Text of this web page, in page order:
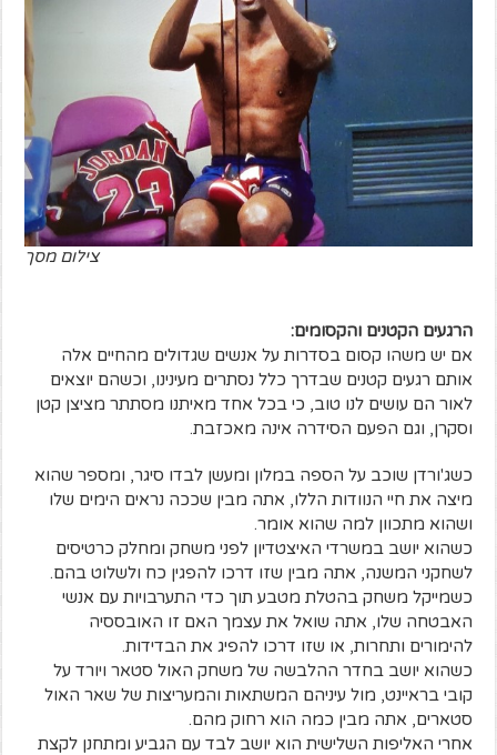
צילום מסך
הרגעים הקטנים והקסומים:
אם יש משהו קסום בסדרות על אנשים שגדולים מהחיים אלה
אותם רגעים קטנים שבדרך כלל נסתרים מעינינו, וכשהם יוצאים
לאור הם עושים לנו טוב, כי בכל אחד מאיתנו מסתתר מציצן קטן
וסקרן, וגם הפעם הסידרה אינה מאכזבת.
כשג'ורדן שוכב על הספה במלון ומעשן לבדו סיגר, ומספר שהוא
מיצה את חיי הנוודות הללו, אתה מבין שככה נראים הימים שלו
ושהוא מתכוון למה שהוא אומר.
כשהוא יושב במשרדי האיצטדיון לפני משחק ומחלק כרטיסים
לשחקני המשנה, אתה מבין שזו דרכו להפגין כח ולשלוט בהם.
כשמייקל משחק בהטלת מטבע תוך כדי התערבויות עם אנשי
האבטחה שלו, אתה שואל את עצמך האם זו האובססיה
להימורים ותחרות, או שזו דרכו להפיג את הבדידות.
כשהוא יושב בחדר ההלבשה של משחק האול סטאר ויורד על
קובי בראיינט, מול עיניהם המשתאות והמעריצות של שאר האול
סטארים, אתה מבין כמה הוא רחוק מהם.
אחרי האליפות השלישית הוא יושב לבד עם הגביע ומתחנן לקצת